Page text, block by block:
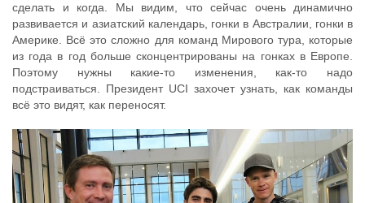
сделать и когда. Мы видим, что сейчас очень динамично
развивается и азиатский календарь, гонки в Австралии, гонки в
Америке. Всё это сложно для команд Мирового тура, которые
из года в год больше сконцентрированы на гонках в Европе.
Поэтому нужны какие-то изменения, как-то надо
подстраиваться. Президент UCI захочет узнать, как команды
всё это видят, как переносят.